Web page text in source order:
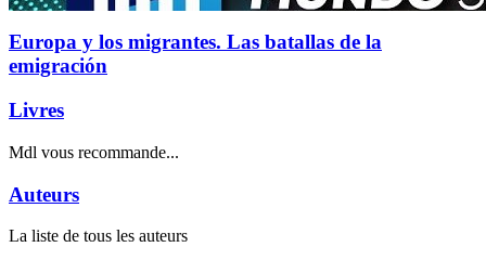
Europa y los migrantes. Las batallas de la
emigración
Livres
Mdl vous recommande...
Auteurs
La liste de tous les auteurs